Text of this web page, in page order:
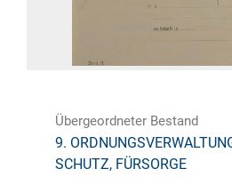
Übergeordneter Bestand
9.
SCHUTZ, FÜRSORGE